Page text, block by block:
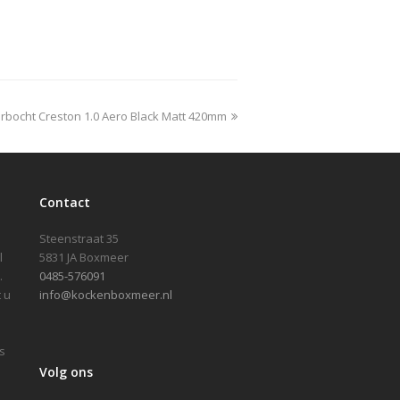
Creston 1.0 Aero Black Matt 420mm
u
Contact
Steenstraat 35
5831 JA Boxmeer
0485-576091
info@kockenboxmeer.nl
Volg ons